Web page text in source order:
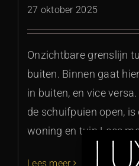
27 oktober 2025
Onzichtbare grenslijn
buiten. Binnen gaat
in buiten, en vice
de schuifpuien open,
woning en tuin Lees
Lees meer